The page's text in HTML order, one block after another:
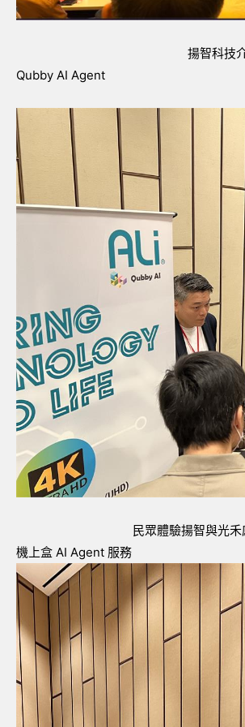
揚智科技介紹光
Qubby AI Agent
民眾體驗揚智與光禾感知
機上盒 AI Agent 服務